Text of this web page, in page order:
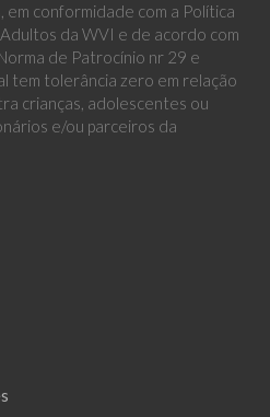
em conformidade com a Política
da WVI e de acordo com
de Patrocínio nr 29 e
tem tolerância zero em relação
crianças, adolescentes ou
e/ou parceiros da